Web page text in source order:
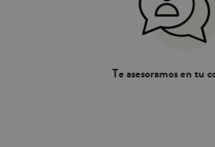
Te asesoramos en tu